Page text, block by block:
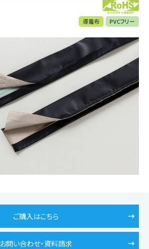
導電布 PVCフリー
ご購入はこちら
お問い合わせ・資料請求